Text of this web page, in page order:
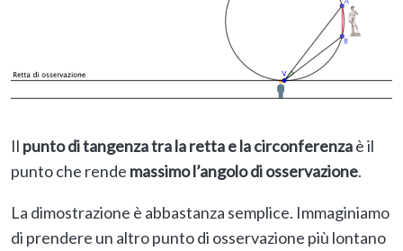
Il punto di tangenza tra la retta e la circonferenzaè il
punto che rende massimo l’angolo di osservazione.
La dimostrazione è abbastanza semplice. Immaginiamo
di prendere un altro punto di osservazione più lontano